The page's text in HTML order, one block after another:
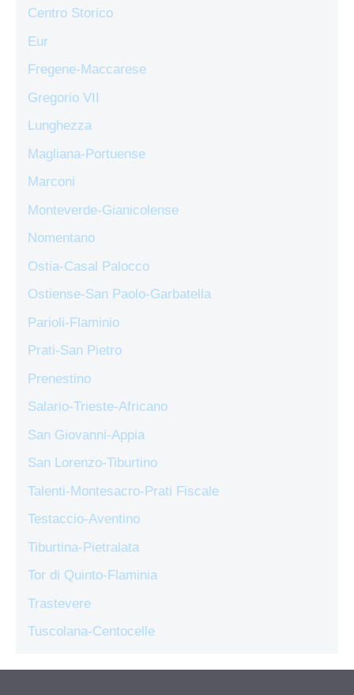
Centro Storico
Eur
Fregene-Maccarese
Gregorio VII
Lunghezza
Magliana-Portuense
Marconi
Monteverde-Gianicolense
Nomentano
Ostia-Casal Palocco
Ostiense-San Paolo-Garbatella
Parioli-Flaminio
Prati-San Pietro
Prenestino
Salario-Trieste-Africano
San Giovanni-Appia
San Lorenzo-Tiburtino
Talenti-Montesacro-Prati Fiscale
Testaccio-Aventino
Tiburtina-Pietralata
Tor di Quinto-Flaminia
Trastevere
Tuscolana-Centocelle